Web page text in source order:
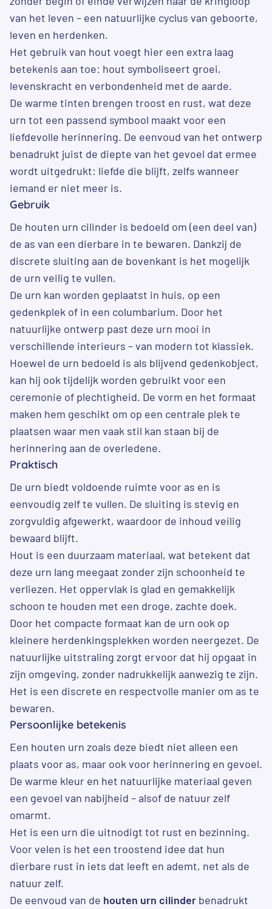
van het leven – een natuurlijke cyclus van geboorte,
leven en herdenken.
Het gebruik van hout voegt hier een extra laag
betekenis aan toe: hout symboliseert groei,
levenskracht en verbondenheid met de aarde.
De warme tinten brengen troost en rust, wat deze
urn tot een passend symbool maakt voor een
liefdevolle herinnering. De eenvoud van het ontwerp
benadrukt juist de diepte van het gevoel dat ermee
wordt uitgedrukt: liefde die blijft, zelfs wanneer
iemand er niet meer is.
Gebruik
De houten urn cilinder is bedoeld om (een deel van)
de as van een dierbare in te bewaren. Dankzij de
discrete sluiting aan de bovenkant is het mogelijk
de urn veilig te vullen.
De urn kan worden geplaatst in huis, op een
gedenkplek of in een columbarium. Door het
natuurlijke ontwerp past deze urn mooi in
verschillende interieurs – van modern tot klassiek.
Hoewel de urn bedoeld is als blijvend gedenkobject,
kan hij ook tijdelijk worden gebruikt voor een
ceremonie of plechtigheid. De vorm en het formaat
maken hem geschikt om op een centrale plek te
plaatsen waar men vaak stil kan staan bij de
herinnering aan de overledene.
Praktisch
De urn biedt voldoende ruimte voor as en is
eenvoudig zelf te vullen. De sluiting is stevig en
zorgvuldig afgewerkt, waardoor de inhoud veilig
bewaard blijft.
Hout is een duurzaam materiaal, wat betekent dat
deze urn lang meegaat zonder zijn schoonheid te
verliezen. Het oppervlak is glad en gemakkelijk
schoon te houden met een droge, zachte doek.
Door het compacte formaat kan de urn ook op
kleinere herdenkingsplekken worden neergezet. De
natuurlijke uitstraling zorgt ervoor dat hij opgaat in
zijn omgeving, zonder nadrukkelijk aanwezig te zijn.
Het is een discrete en respectvolle manier om as te
bewaren.
Persoonlijke betekenis
Een houten urn zoals deze biedt niet alleen een
plaats voor as, maar ook voor herinnering en gevoel.
De warme kleur en het natuurlijke materiaal geven
een gevoel van nabijheid – alsof de natuur zelf
omarmt.
Het is een urn die uitnodigt tot rust en bezinning.
Voor velen is het een troostend idee dat hun
dierbare rust in iets dat leeft en ademt, net als de
natuur zelf.
De eenvoud van de houten urn cilinder benadrukt